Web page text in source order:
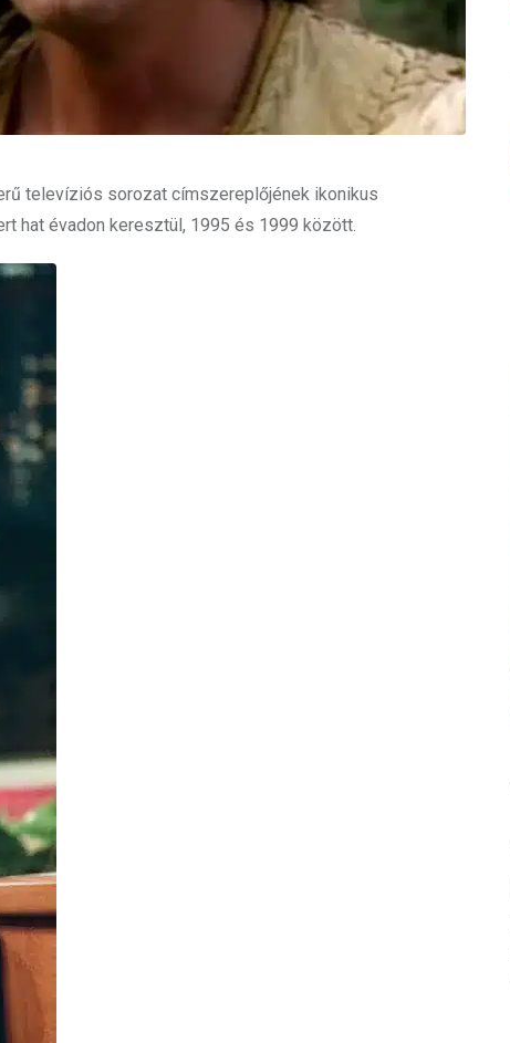
televíziós sorozat címszereplőjének ikonikus
hat évadon keresztül, 1995 és 1999 között.